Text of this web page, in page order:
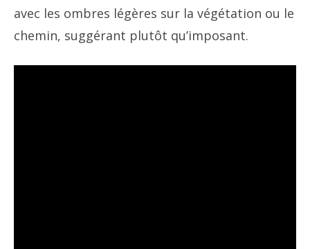
avec les ombres légères sur la végétation ou le
chemin, suggérant plutôt qu’imposant.